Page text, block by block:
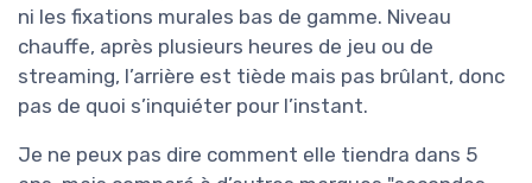
ni les fixations murales bas de gamme. Niveau
chauffe, après plusieurs heures de jeu ou de
streaming, l’arrière est tiède mais pas brûlant, donc
pas de quoi s’inquiéter pour l’instant.
Je ne peux pas dire comment elle tiendra dans 5